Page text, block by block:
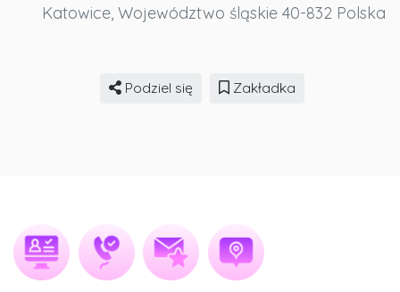
Katowice, Województwo śląskie 40-832 Polska
Podziel się Zakładka